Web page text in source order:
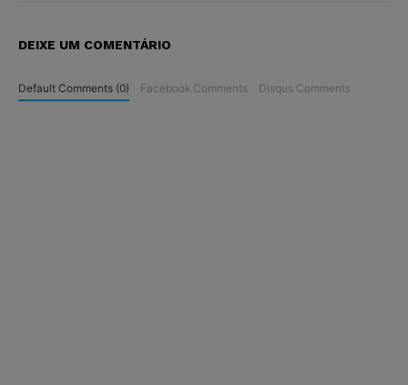
DEIXE UM COMENTÁRIO
Default Comments (0) Facebook Comments Disqus Comments